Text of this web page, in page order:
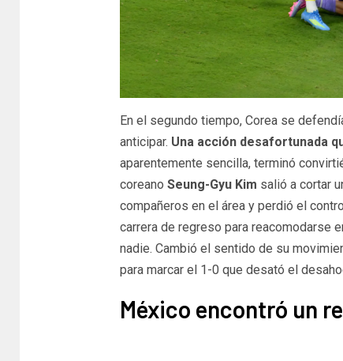
En el segundo tiempo, Corea se
anticipar. Una acción desafortunada
aparentemente sencilla, terminó
coreano Seung-Gyu Kim salió a cortar
compañeros en el área y perdió el
carrera de regreso para reacomodarse
nadie. Cambió el sentido de su
para marcar el 1-0 que desató el
México encontró un